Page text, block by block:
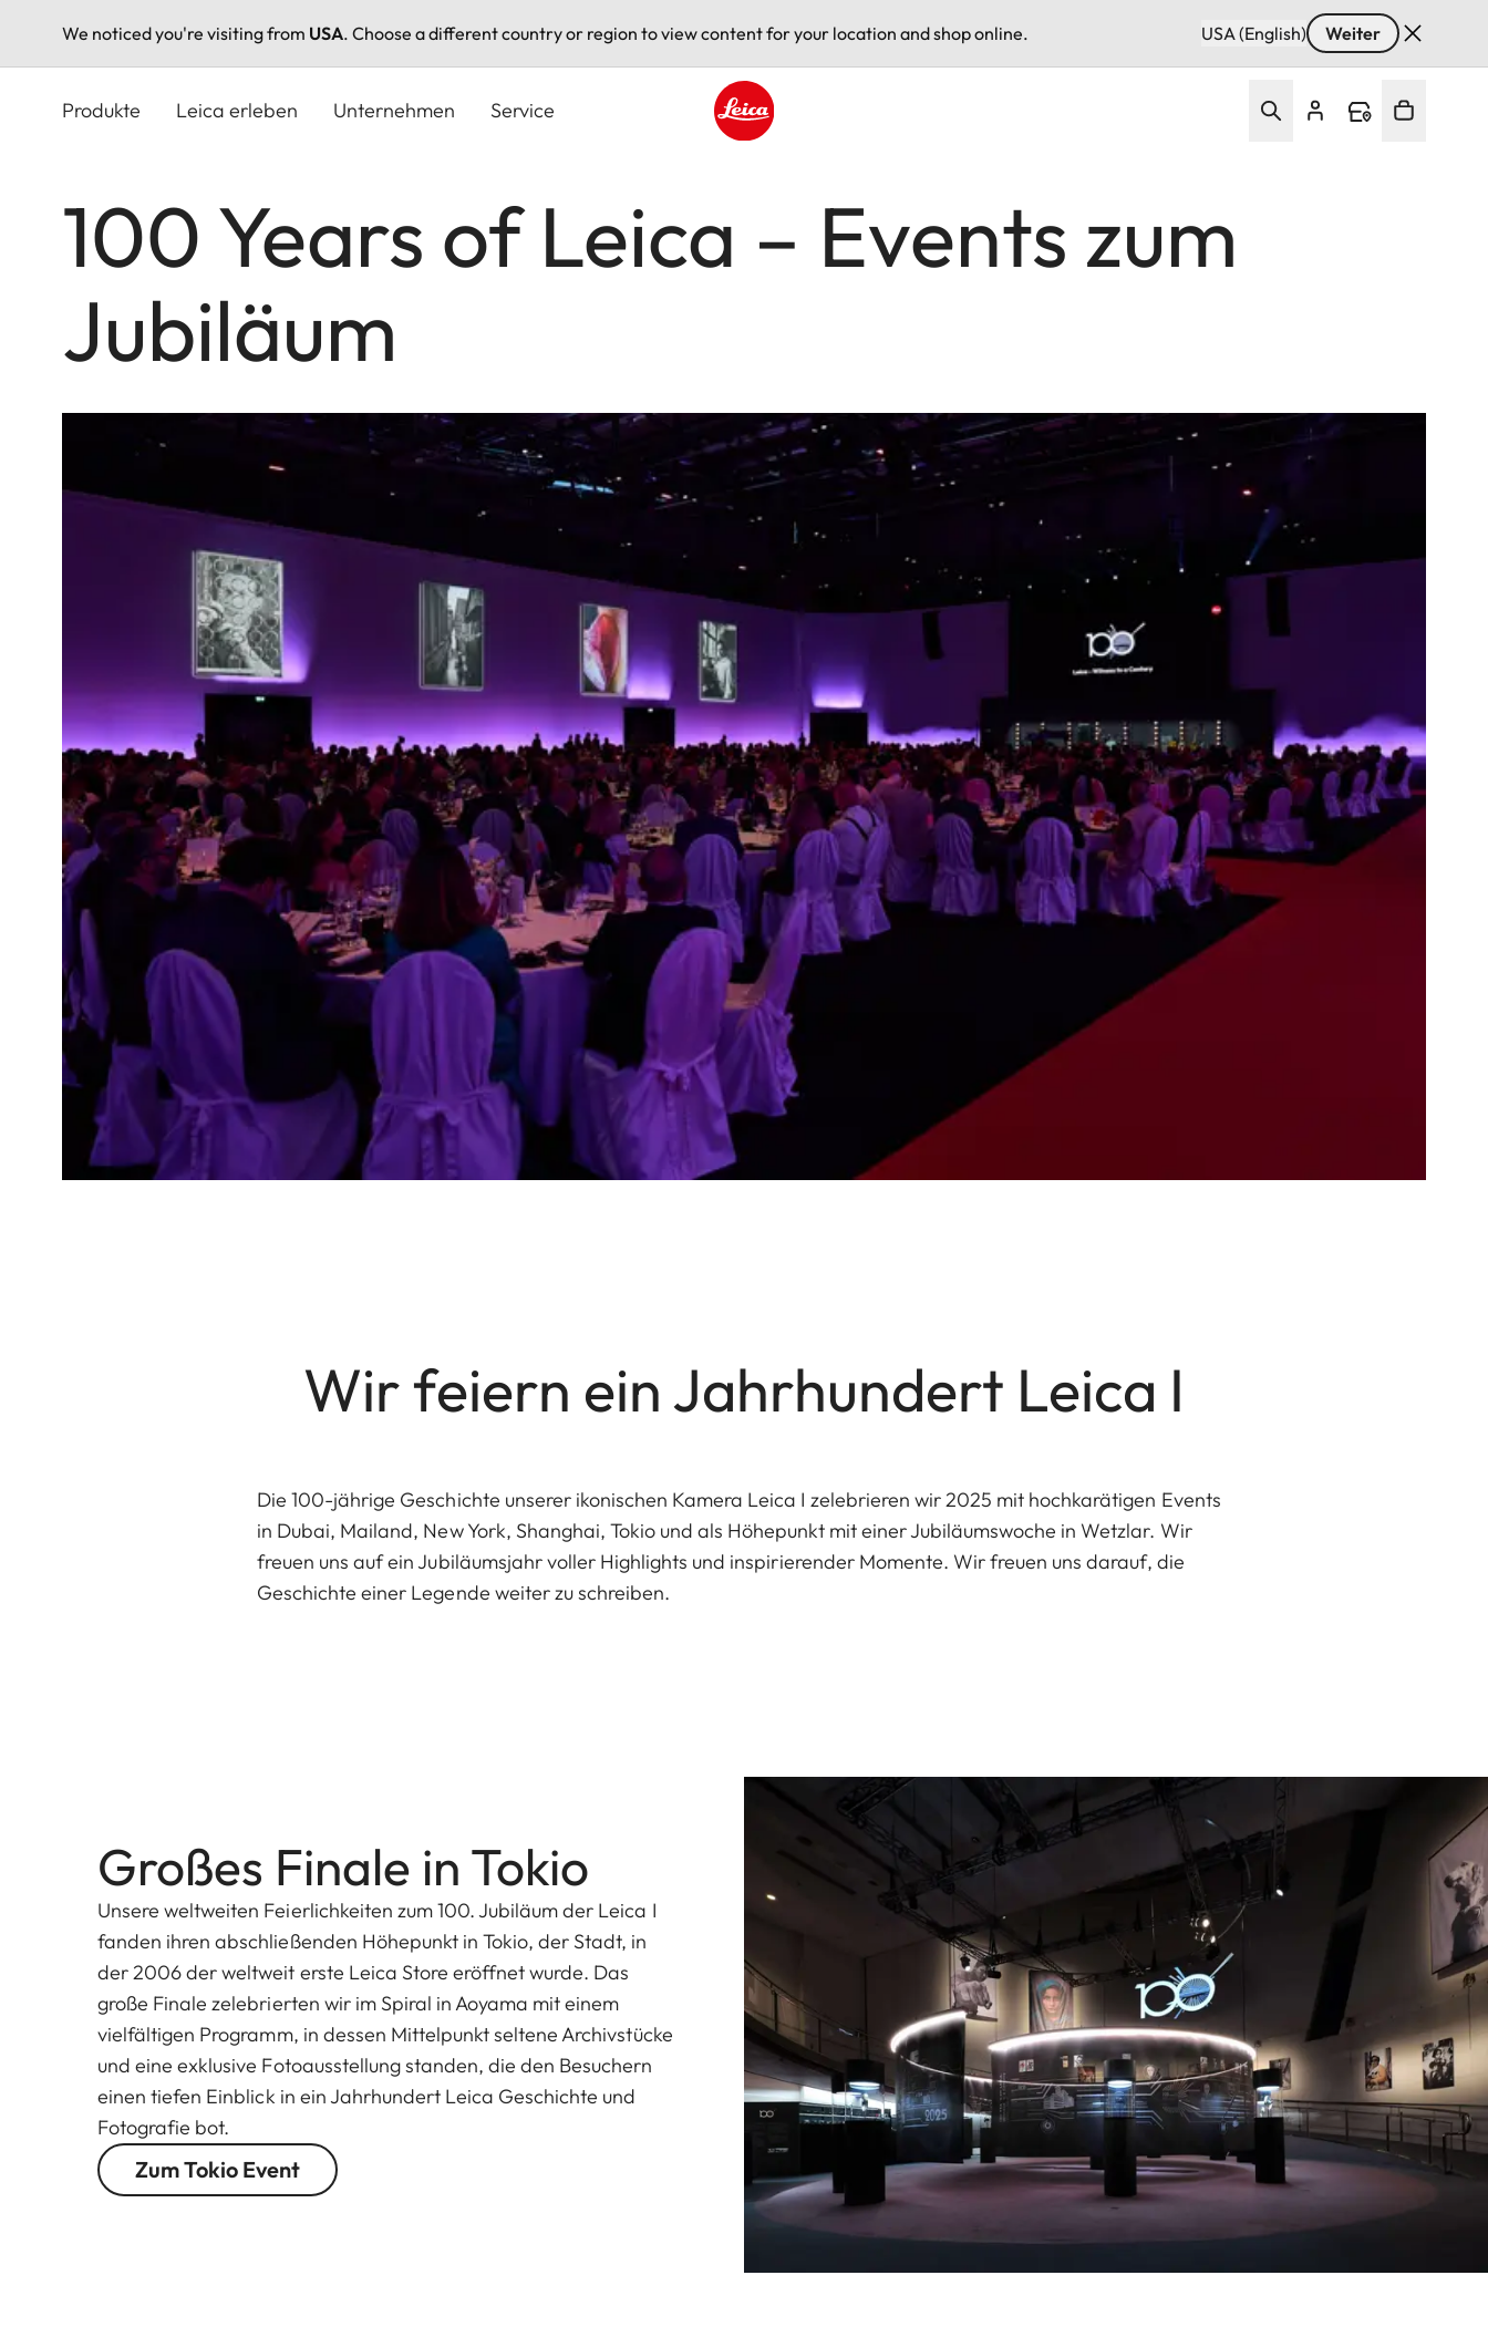
We noticed you're visiting from USA. Choose a different country or region to view content for your location and shop online. USA (English) Weiter
Produkte Leica erleben Unternehmen Service
100 Years of Leica – Events zum
Jubiläum
Wir feiern ein Jahrhundert Leica I
Die 100-jährige Geschichte unserer ikonischen Kamera Leica I zelebrieren wir 2025 mit hochkarätigen Events
in Dubai, Mailand, New York, Shanghai, Tokio und als Höhepunkt mit einer Jubiläumswoche in Wetzlar. Wir
freuen uns auf ein Jubiläumsjahr voller Highlights und inspirierender Momente. Wir freuen uns darauf, die
Geschichte einer Legende weiter zu schreiben.
Großes Finale in Tokio
Unsere weltweiten Feierlichkeiten zum 100. Jubiläum der Leica I
fanden ihren abschließenden Höhepunkt in Tokio, der Stadt, in
der 2006 der weltweit erste Leica Store eröffnet wurde. Das
große Finale zelebrierten wir im Spiral in Aoyama mit einem
vielfältigen Programm, in dessen Mittelpunkt seltene Archivstücke
und eine exklusive Fotoausstellung standen, die den Besuchern
einen tiefen Einblick in ein Jahrhundert Leica Geschichte und
Fotografie bot.
Zum Tokio Event